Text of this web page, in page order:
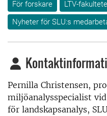
För forskare LTV-
Nyheter för SLU:s
Pernilla Christensen,
miljöanalysspecialist
för landskapsanalys,